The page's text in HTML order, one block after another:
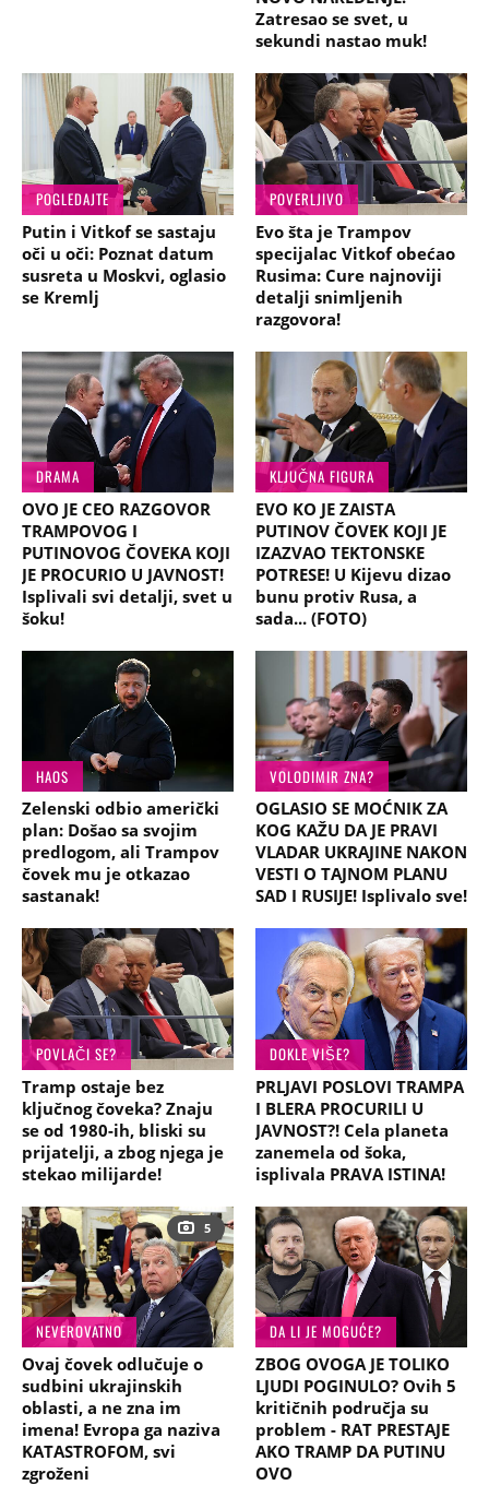
Zatresao se svet, u
sekundi nastao muk!
POGLEDAJTE
Putin i Vitkof se sastaju
oči u oči: Poznat datum
susreta u Moskvi, oglasio
se Kremlj
POVERLJIVO
Evo šta je Trampov
specijalac Vitkof obećao
Rusima: Cure najnoviji
detalji snimljenih
razgovora!
DRAMA
OVO JE CEO RAZGOVOR
TRAMPOVOG I
PUTINOVOG ČOVEKA KOJI
JE PROCURIO U JAVNOST!
Isplivali svi detalji, svet u
šoku!
KLJUČNA FIGURA
EVO KO JE ZAISTA
PUTINOV ČOVEK KOJI JE
IZAZVAO TEKTONSKE
POTRESE! U Kijevu dizao
bunu protiv Rusa, a
sada... (FOTO)
HAOS
Zelenski odbio američki
plan: Došao sa svojim
predlogom, ali Trampov
čovek mu je otkazao
sastanak!
VOLODIMIR ZNA?
OGLASIO SE MOĆNIK ZA
KOG KAŽU DA JE PRAVI
VLADAR UKRAJINE NAKON
VESTI O TAJNOM PLANU
SAD I RUSIJE! Isplivalo sve!
POVLAČI SE?
Tramp ostaje bez
ključnog čoveka? Znaju
se od 1980-ih, bliski su
prijatelji, a zbog njega je
stekao milijarde!
DOKLE VIŠE?
PRLJAVI POSLOVI TRAMPA
I BLERA PROCURILI U
JAVNOST?! Cela planeta
zanemela od šoka,
isplivala PRAVA ISTINA!
5
NEVEROVATNO
Ovaj čovek odlučuje o
sudbini ukrajinskih
oblasti, a ne zna im
imena! Evropa ga naziva
KATASTROFOM, svi
zgroženi
DA LI JE MOGUĆE?
ZBOG OVOGA JE TOLIKO
LJUDI POGINULO? Ovih 5
kritičnih područja su
problem - RAT PRESTAJE
AKO TRAMP DA PUTINU
OVO